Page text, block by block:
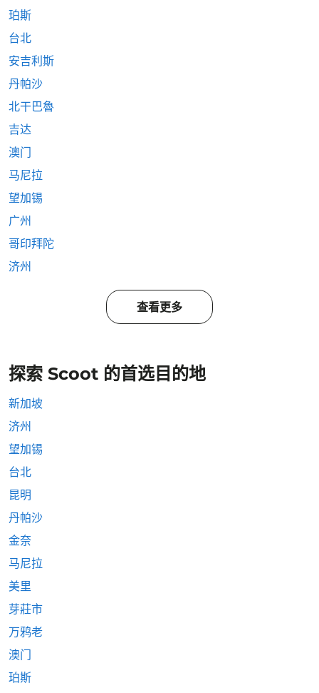
珀斯
台北
安吉利斯
丹帕沙
北干巴魯
吉达
澳门
马尼拉
望加锡
广州
哥印拜陀
济州
查看更多
探索 Scoot 的首选目的地
新加坡
济州
望加锡
台北
昆明
丹帕沙
金奈
马尼拉
美里
芽莊市
万鸦老
澳门
珀斯